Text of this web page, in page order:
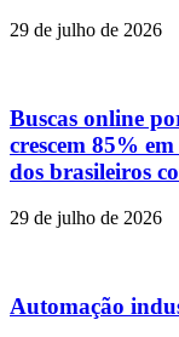
29 de julho de 2026
Buscas online
crescem 85%
dos brasileiros
29 de julho de 2026
Automação